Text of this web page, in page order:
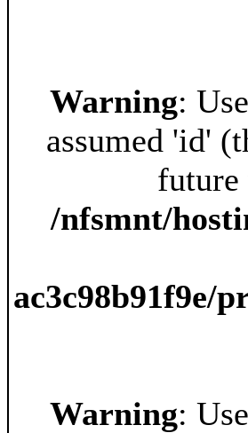
Warning:
assumed 'id'
future
/nfsmnt/
ac3c98b91f9e/
Warning: